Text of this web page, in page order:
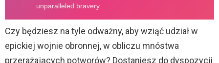
Czy będziesz na tyle odważny, aby wziąć udział w
epickiej wojnie obronnej, w obliczu mnóstwa
przerażających potworów? Dostaniesz do dyspozycji